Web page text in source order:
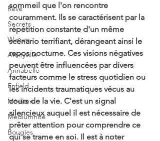
Rêve
Secrets
Warren
Amityville
Annabelle
Enfield
Médium
Médiumnité
Bougies
sommeil que l'on rencontre
couramment. Ils se caractérisent par la
répétition constante d'un même
scénario terrifiant, dérangeant ainsi le
repos nocturne. Ces visions négatives
peuvent être influencées par divers
facteurs comme le stress quotidien ou
les incidents traumatiques vécus au
cours de la vie. C'est un signal
silencieux auquel il est nécessaire de
prêter attention pour comprendre ce
qui se trame en soi. Il est à noter